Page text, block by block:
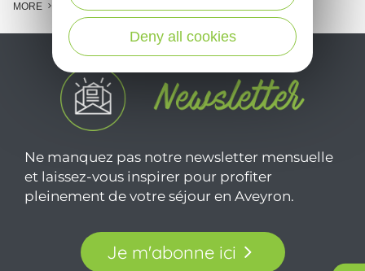
MORE
Ne manquez pas notre newsletter mensuelle
et laissez-vous inspirer pour profiter
pleinement de votre séjour en Aveyron.
Je m'abonne ici
Deny all cookies